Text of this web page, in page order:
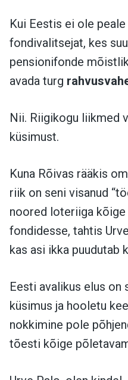
Kui Eestis ei ole
fondivalitsejat, kes
pensionifonde
avada turg
Nii. Riigikogu liikmed
küsimust.
Kuna Rõivas rääkis
riik on seni visanud
noored loteriiga
fondidesse, tahtis
kas asi ikka puudutab
Eesti avalikus elus
küsimus ja hooletu
nokkimine pole
tõesti kõige